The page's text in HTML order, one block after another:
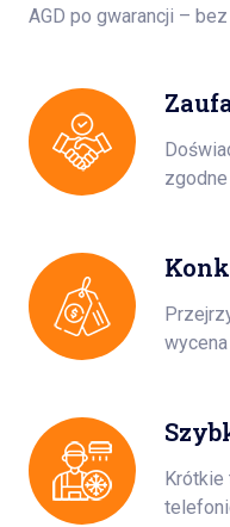
AGD po gwarancji –
Krótkie